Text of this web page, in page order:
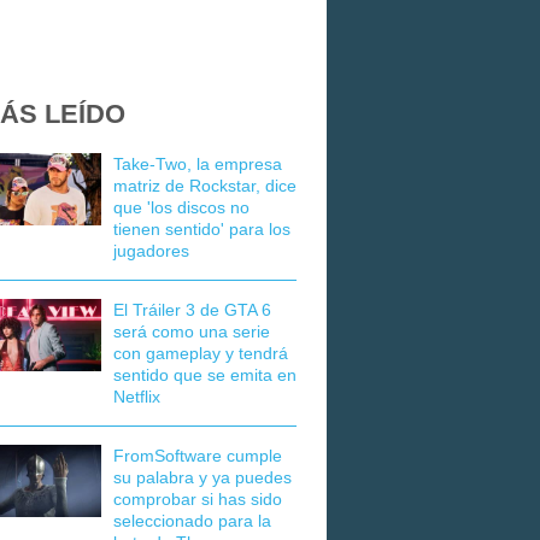
LEÍDO
Take-Two, la empresa
matriz de Rockstar, dice
que 'los discos no
tienen sentido' para los
jugadores
El Tráiler 3 de GTA 6
será como una serie
con gameplay y tendrá
sentido que se emita en
Netflix
FromSoftware cumple
su palabra y ya puedes
comprobar si has sido
seleccionado para la